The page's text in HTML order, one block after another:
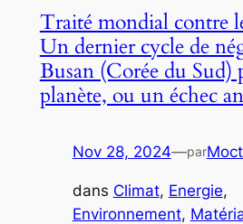
Traité mondial contre
Un dernier cycle de
Busan (Corée du Sud)
planète, ou un échec
Nov 28, 2024—par
dans Climat, Energie
Environnement,